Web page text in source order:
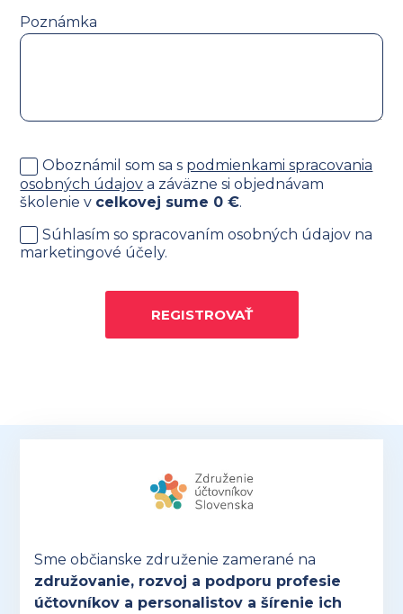
Poznámka
Oboznámil som sa s podmienkami spracovania
osobných údajov a záväzne si objednávam
školenie v celkovej sume 0 €.
Súhlasím so spracovaním osobných údajov na
marketingové účely.
REGISTROVAŤ
Sme občianske združenie zamerané na
združovanie, rozvoj a podporu profesie
účtovníkov a personalistov a šírenie ich